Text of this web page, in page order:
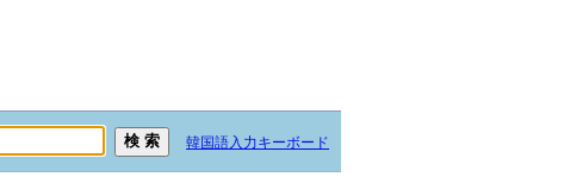
韓国語入力キーボード